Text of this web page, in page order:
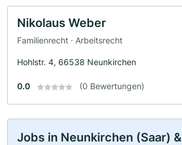
Nikolaus Weber
Familienrecht · Arbeitsrecht
Hohlstr. 4, 66538 Neunkirchen
0.0 (0 Bewertungen)
Jobs in Neunkirchen (Saar) &